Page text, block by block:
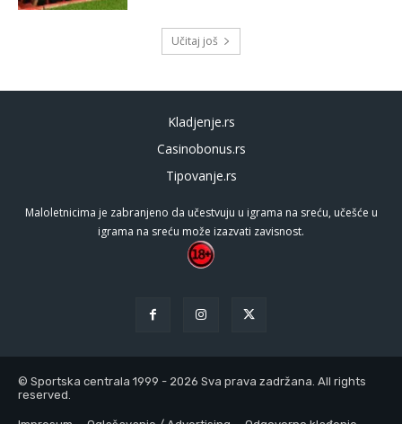
Učitaj još
Kladjenje.rs
Casinobonus.rs
Tipovanje.rs
Maloletnicima je zabranjeno da učestvuju u igrama na sreću, učešće u
igrama na sreću može izazvati zavisnost.
© Sportska centrala 1999 - 2026 Sva prava zadržana. All rights
reserved.